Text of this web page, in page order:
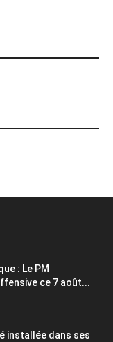
: Le PM
ce 7 août...
installée dans ses